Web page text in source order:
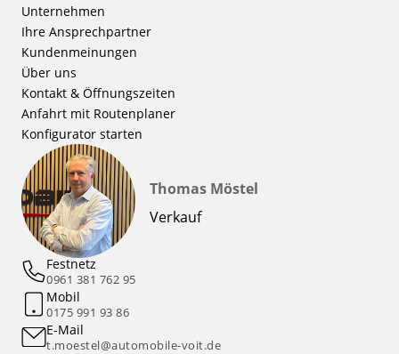
Unternehmen
Ihre Ansprechpartner
Kundenmeinungen
Über uns
Kontakt & Öffnungszeiten
Anfahrt mit Routenplaner
Konfigurator starten
Thomas Möstel
Verkauf
Festnetz
0961 381 762 95
Mobil
0175 991 93 86
E-Mail
t.moestel@automobile-voit.de